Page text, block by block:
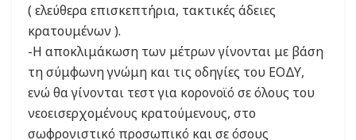
( ελεύθερα επισκεπτήρια, τακτικές άδειες
κρατουμένων ).
-Η αποκλιμάκωση των μέτρων γίνονται με βάση
τη σύμφωνη γνώμη και τις οδηγίες του ΕΟΔΥ,
ενώ θα γίνονται τεστ για κορονοϊό σε όλους του
νεοεισερχομένους κρατούμενους, στο
σωφρονιστικό προσωπικό και σε όσους